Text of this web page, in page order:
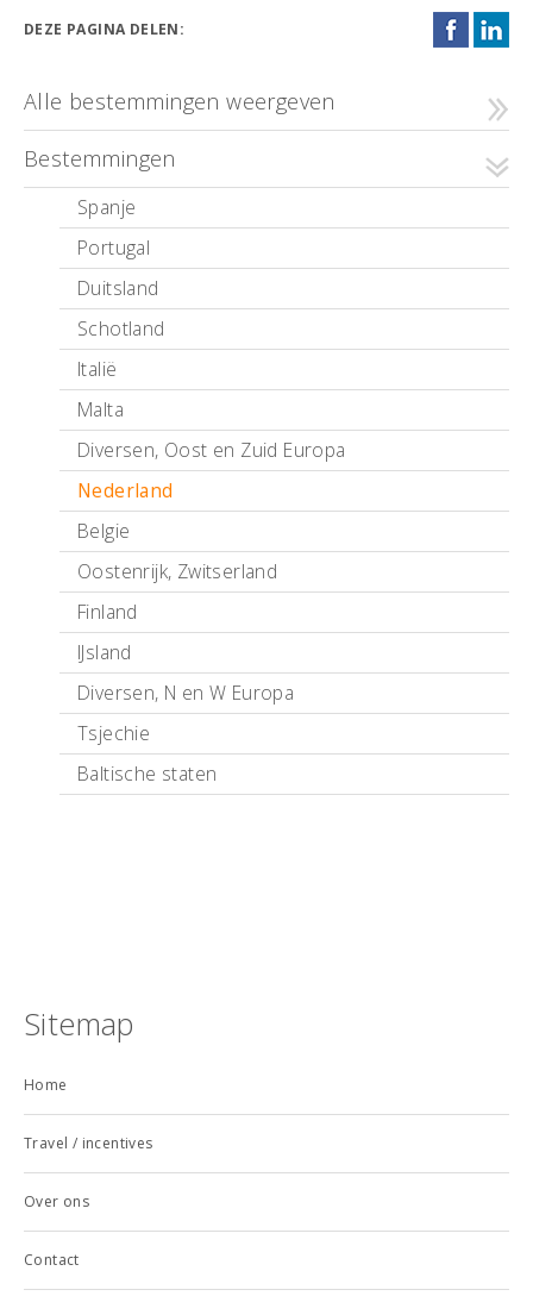
DEZE PAGINA DELEN:
Alle bestemmingen weergeven
Bestemmingen
Spanje
Portugal
Duitsland
Schotland
Italië
Malta
Diversen, Oost en Zuid Europa
Nederland
Belgie
Oostenrijk, Zwitserland
Finland
IJsland
Diversen, N en W Europa
Tsjechie
Baltische staten
Sitemap
Home
Travel / incentives
Over ons
Contact